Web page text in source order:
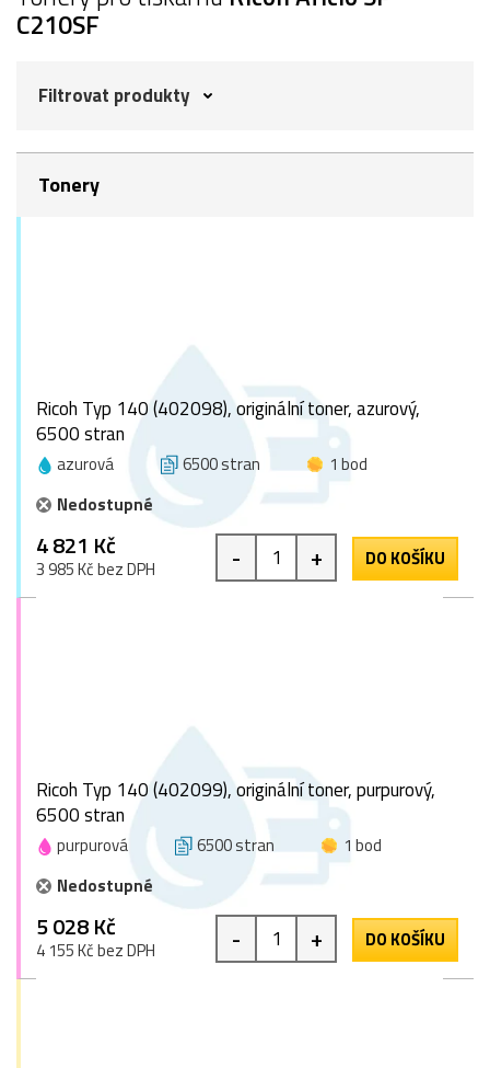
C210SF
Filtrovat produkty
Tonery
Ricoh Typ 140 (402098), originální toner, azurový,
6500 stran
azurová 6500 stran
1 bod
Nedostupné
4 821 Kč
3 985 Kč bez DPH - + DO KOŠÍKU
Ricoh Typ 140 (402099), originální toner, purpurový,
6500 stran
purpurová 6500 stran
1 bod
Nedostupné
5 028 Kč
4 155 Kč bez DPH - + DO KOŠÍKU